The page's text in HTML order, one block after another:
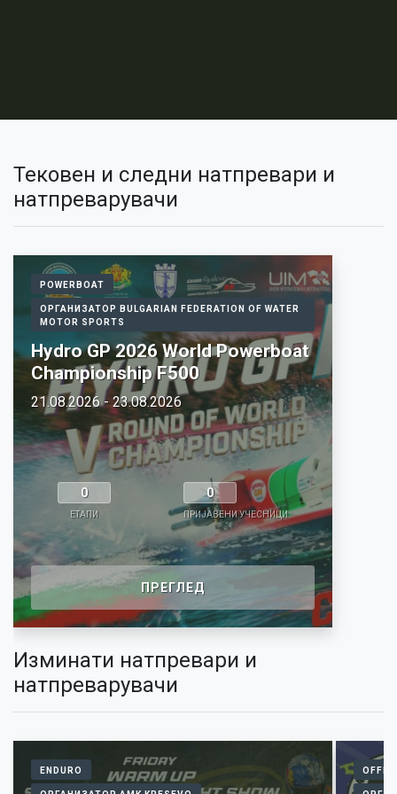
Тековен и следни натпревари и
натпреварувачи
POWERBOAT
ОРГАНИЗАТОР BULGARIAN FEDERATION OF WATER
MOTOR SPORTS
Hydro GP 2026 World Powerboat
Championship F500
21.08.2026 - 23.08.2026
0
ЕТАПИ
0
ПРИЈАВЕНИ УЧЕСНИЦИ
ПРЕГЛЕД
Изминати натпревари и
натпреварувачи
ENDURO